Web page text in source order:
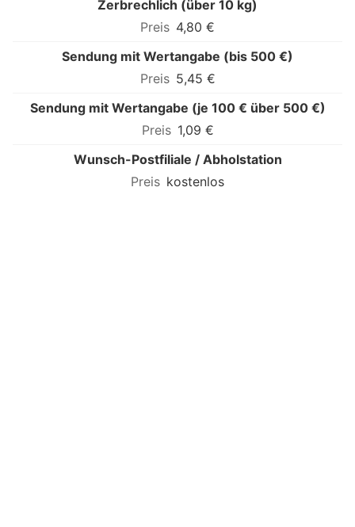
Zerbrechlich (über 10 kg)
4,80 €
Sendung mit Wertangabe (bis 500 €)
5,45 €
Sendung mit Wertangabe (je 100 € über 500 €)
1,09 €
Wunsch-Postfiliale / Abholstation
kostenlos